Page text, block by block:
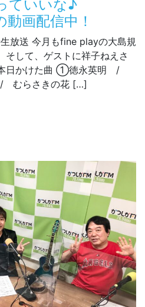
ていいな♪
画配信中！
放送 今月もfine playの大島規
そして、ゲストに祥子ねえさ
本日かけた曲 ①徳永英明 /
むらさきの花 […]